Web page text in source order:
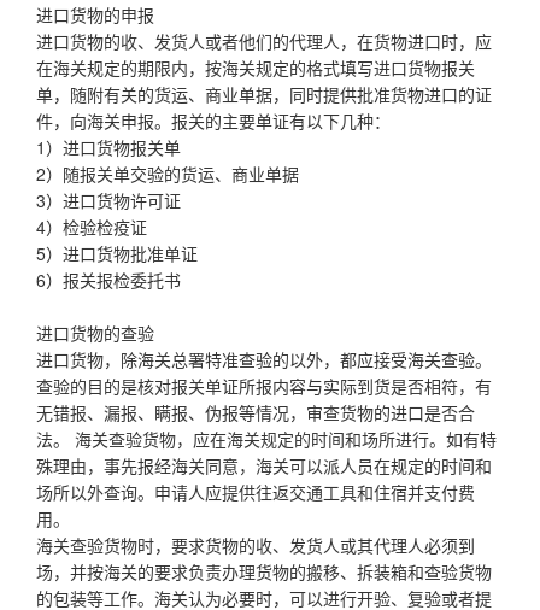
进口货物的申报
进口货物的收、发货人或者他们的代理人，在货物进口时，应
在海关规定的期限内，按海关规定的格式填写进口货物报关
单，随附有关的货运、商业单据，同时提供批准货物进口的证
件，向海关申报。报关的主要单证有以下几种：
1）进口货物报关单
2）随报关单交验的货运、商业单据
3）进口货物许可证
4）检验检疫证
5）进口货物批准单证
6）报关报检委托书
进口货物的查验
进口货物，除海关总署特准查验的以外，都应接受海关查验。
查验的目的是核对报关单证所报内容与实际到货是否相符，有
无错报、漏报、瞒报、伪报等情况，审查货物的进口是否合
法。 海关查验货物，应在海关规定的时间和场所进行。如有特
殊理由，事先报经海关同意，海关可以派人员在规定的时间和
场所以外查询。申请人应提供往返交通工具和住宿并支付费
用。
海关查验货物时，要求货物的收、发货人或其代理人必须到
场，并按海关的要求负责办理货物的搬移、拆装箱和查验货物
的包装等工作。海关认为必要时，可以进行开验、复验或者提